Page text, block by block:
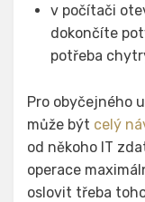
v počítači
dokončíte
potřeba
Pro obyčejného
může být celý
od někoho IT
operace
oslovit třeba